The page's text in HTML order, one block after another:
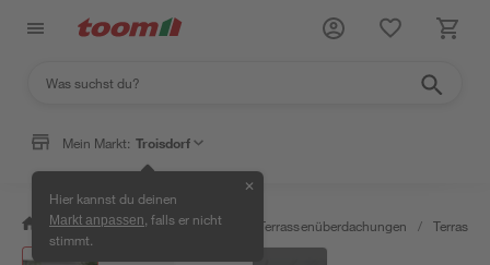
Mein Markt: Troisdorf
Hier kannst du deinen
Markt anpassen , falls er nicht
stimmt.
✕
/ Garten & Freizeit / Carports & Terrassenüberdachungen /